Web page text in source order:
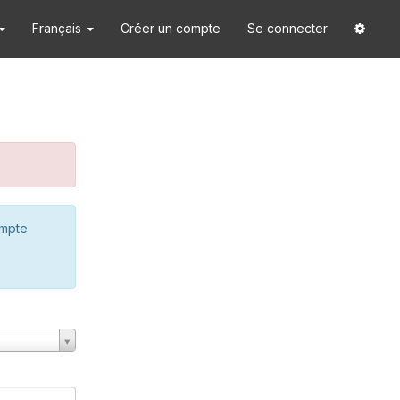
Français Créer un compte Se connecter